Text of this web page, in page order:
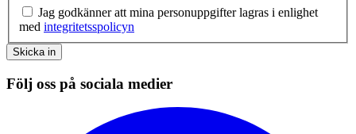
Jag godkänner att mina personuppgifter lagras i enlighet
med integritetsspolicyn
Skicka in
Följ oss på sociala medier